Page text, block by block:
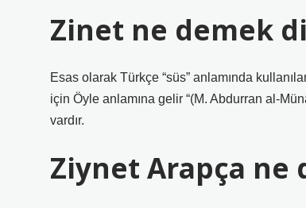
Zinet ne demek
Esas olarak Türkçe “süs” anlamında
için Öyle anlamına gelir “(M. Abdurran al-
vardır.
Ziynet Arapça ne